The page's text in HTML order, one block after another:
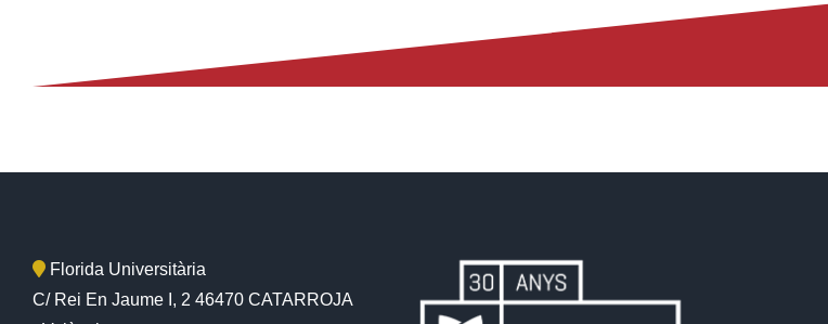
Florida Universitària
C/ Rei En Jaume I, 2 46470 CATARROJA